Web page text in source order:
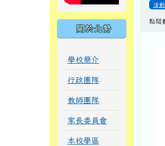
關於北勢
學校簡介
行政團隊
教師團隊
家長委員會
本校學區
活
點閱